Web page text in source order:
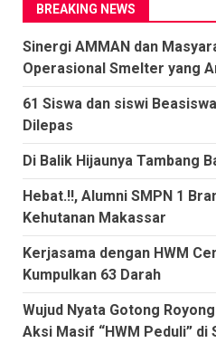
BREAKING NEWS
Sinergi AMMAN dan
Operasional Smelter yang
61 Siswa dan siswi
Dilepas
Di Balik Hijaunya Tambang
Hebat.!!, Alumni SMPN 1
Kehutanan Makassar
Kerjasama dengan HWM
Kumpulkan 63 Darah
Wujud Nyata Gotong
Aksi Masif “HWM Peduli” di